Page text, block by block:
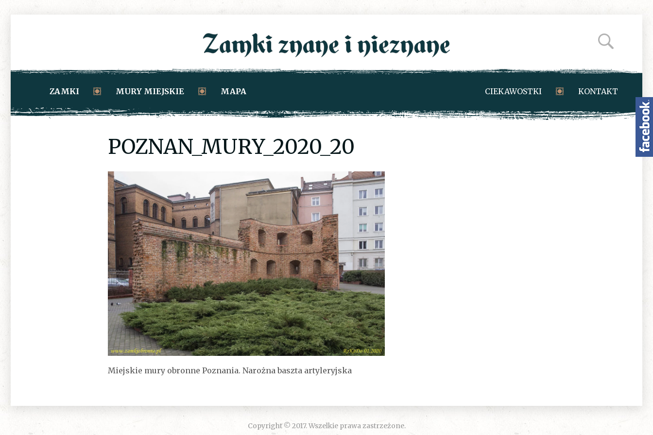
ZAMKI MURY MIEJSKIE MAPA CIEKAWOSTKI KONTAKT
POZNAN_MURY_2020_20
Miejskie mury obronne Poznania. Narożna baszta artyleryjska
Copyright © 2017. Wszelkie prawa zastrzeżone.